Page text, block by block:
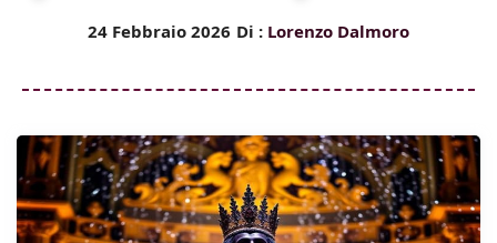
24 Febbraio 2026 Di : Lorenzo Dalmoro